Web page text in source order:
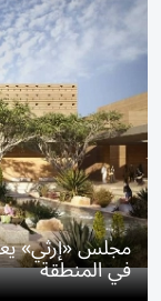
مجلس «إرثي»
في المنطقة